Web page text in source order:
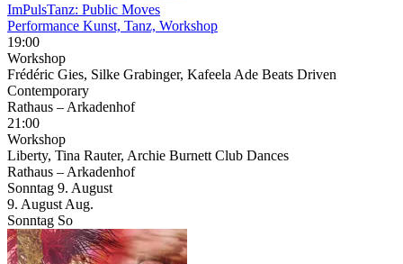
ImPulsTanz: Public Moves
Performance Kunst, Tanz, Workshop
19:00
Workshop
Frédéric Gies, Silke Grabinger, Kafeela Ade Beats Driven
Contemporary
Rathaus – Arkadenhof
21:00
Workshop
Liberty, Tina Rauter, Archie Burnett Club Dances
Rathaus – Arkadenhof
Sonntag 9. August
9. August Aug.
Sonntag So